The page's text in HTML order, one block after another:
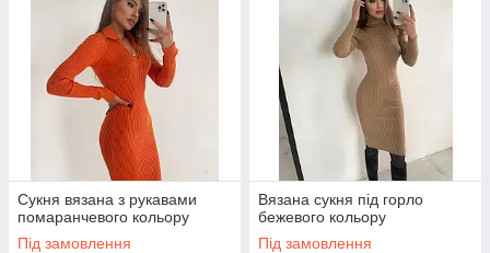
Сукня вязана з рукавами
помаранчевого кольору
Під замовлення
Вязана сукня під горло
бежевого кольору
Під замовлення